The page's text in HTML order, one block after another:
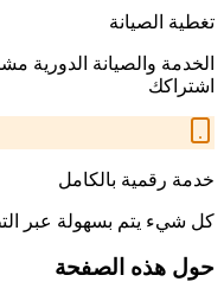
تغطية الصيانة
الخدمة والصيانة الدورية
اشتراكك
خدمة رقمية بالكامل
كل شيء يتم بسهولة عبر
حول هذه الصفحة